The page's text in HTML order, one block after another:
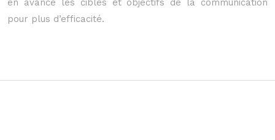
en avance les cibles et objectifs de la communication
pour plus d’efficacité.